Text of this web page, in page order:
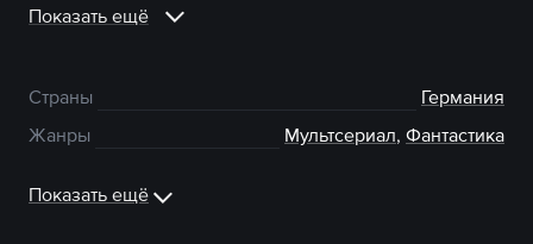
Показать ещё
Страны
Германия
Жанры
Мультсериал, Фантастика
Показать ещё